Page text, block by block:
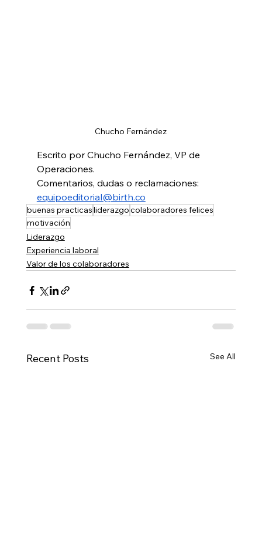
Chucho Fernández
Escrito por Chucho Fernández, VP de
Operaciones.
Comentarios, dudas o reclamaciones:
equipoeditorial@birth.co
buenas practicasliderazgocolaboradores felices
motivación
Liderazgo
Experiencia laboral
Valor de los colaboradores
Recent Posts See All